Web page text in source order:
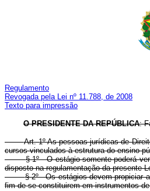
Regulamento
Revogada pela Lei nº 11.788, de 2008
Texto para impressão
O PRESIDENTE DA REPÚBLICA:
Art. 1º As pessoas jurídicas de
cursos vinculados à estrutura do ensino
§ 1º - O estágio somente poderá
disposto na regulamentação da presente
§ 2º - Os estágios devem propiciar
fim de se constituirem em instrumentos